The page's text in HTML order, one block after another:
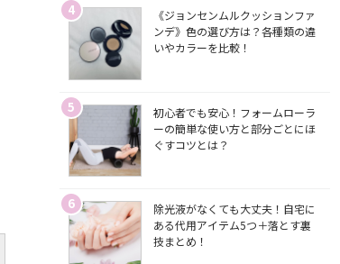
4
《ジョンセンムルクッションファ
ンデ》色の選び方は？各種類の違
いやカラーを比較！
5
初心者でも安心！フォームローラ
ーの簡単な使い方と部分ごとにほ
ぐすコツとは？
6
除光液がなくても大丈夫！自宅に
ある代用アイテム5つ＋落とす裏
技まとめ！